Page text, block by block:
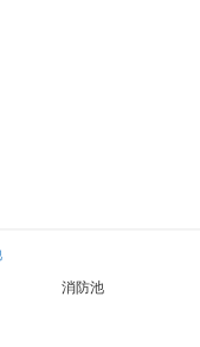
消防池